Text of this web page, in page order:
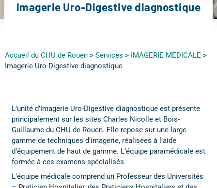
Imagerie Uro-Digestive diagnostique
Accueil du CHU de Rouen > Services > IMAGERIE MEDICALE >
Imagerie Uro-Digestive diagnostique
L’unité d’Imagerie Uro-Digestive diagnostique est présente
principalement sur les sites Charles Nicolle et Bois-
Guillaume du CHU de Rouen. Elle repose sur une large
gamme de techniques d’imagerie, réalisées à l’aide
d’équipement de haut de gamme. L’équipe paramédicale est
formée à ces examens spécialisés.
L’équipe médicale comprend un Professeur des Universités